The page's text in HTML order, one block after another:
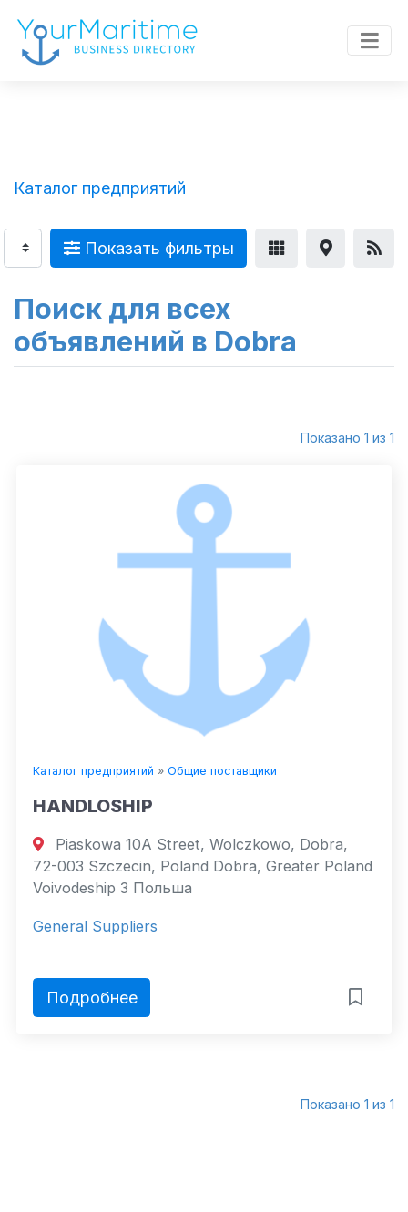
Каталог предприятий
Показать фильтры
Поиск для всех
объявлений в Dobra
Показано 1 из 1
Каталог предприятий » Общие поставщики
HANDLOSHIP
Piaskowa 10A Street, Wolczkowo, Dobra,
72-003 Szczecin, Poland Dobra, Greater Poland
Voivodeship 3 Польша
General Suppliers
Подробнее
Показано 1 из 1